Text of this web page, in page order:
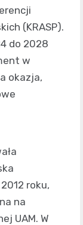
(KRASP).
do 2028
w
okazja,
roku,
na
UAM. W